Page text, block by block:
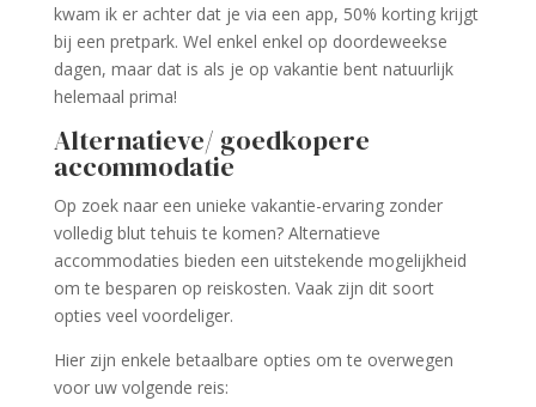
kwam ik er achter dat je via een app, 50% korting krijgt
bij een pretpark. Wel enkel enkel op doordeweekse
dagen, maar dat is als je op vakantie bent natuurlijk
helemaal prima!
Alternatieve/ goedkopere
accommodatie
Op zoek naar een unieke vakantie-ervaring zonder
volledig blut tehuis te komen? Alternatieve
accommodaties bieden een uitstekende mogelijkheid
om te besparen op reiskosten. Vaak zijn dit soort
opties veel voordeliger.
Hier zijn enkele betaalbare opties om te overwegen
voor uw volgende reis: